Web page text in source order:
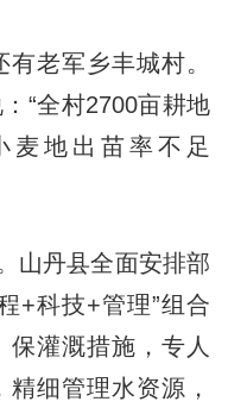
老军乡丰城村。
“全村2700亩耕地
麦地出苗率不足
丹县全面安排部
+科技+管理”组合
灌溉措施，专人
细管理水资源，